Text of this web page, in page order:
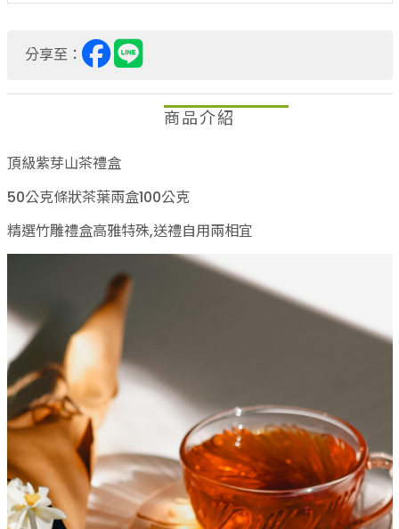
分享至：
商品介紹
頂級紫芽山茶禮盒
50公克條狀茶葉兩盒100公克
精選竹雕禮盒高雅特殊,送禮自用兩相宜